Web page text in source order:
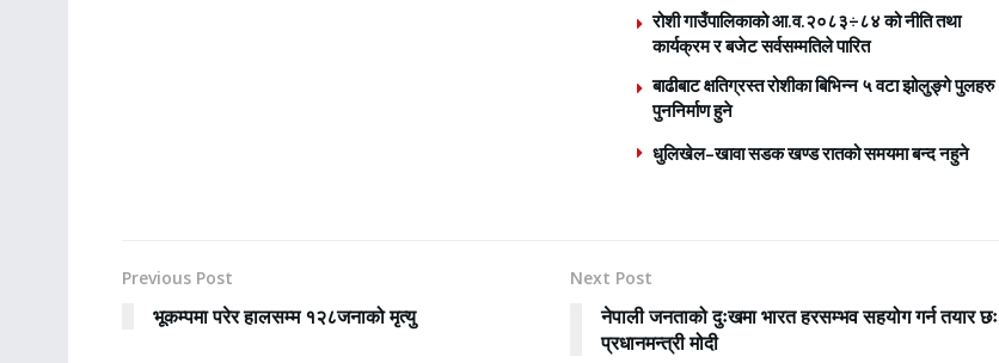
रोशी गाउँपालिकाको आ.व.२०८३÷८४ को नीति तथा
कार्यक्रम र बजेट सर्वसम्मतिले पारित
बाढीबाट क्षतिग्रस्त रोशीका बिभिन्न ५ वटा झोलुङ्गे पुलहरु
पुननिर्माण हुने
धुलिखेल–खावा सडक खण्ड रातको समयमा बन्द नहुने
Previous Post
भूकम्पमा परेर हालसम्म १२८जनाको मृत्यु
Next Post
नेपाली जनताको दुःखमा भारत हरसम्भव सहयोग गर्न तयार छः
प्रधानमन्त्री मोदी